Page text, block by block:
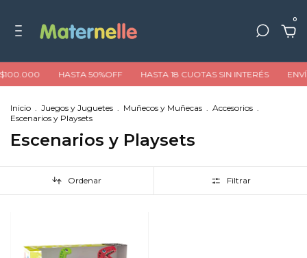
0
HASTA 50%OFF HASTA 18 CUOTAS SIN INTERÉS
Inicio . Juegos y Juguetes . Muñecos y Muñecas . Accesorios .
Escenarios y Playsets
Escenarios y Playsets
Ordenar Filtrar